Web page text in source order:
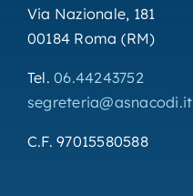
Via Nazionale, 181
00184 Roma (RM)
Tel.06.44243752
segreteria@asnacodi.it
C.F. 97015580588